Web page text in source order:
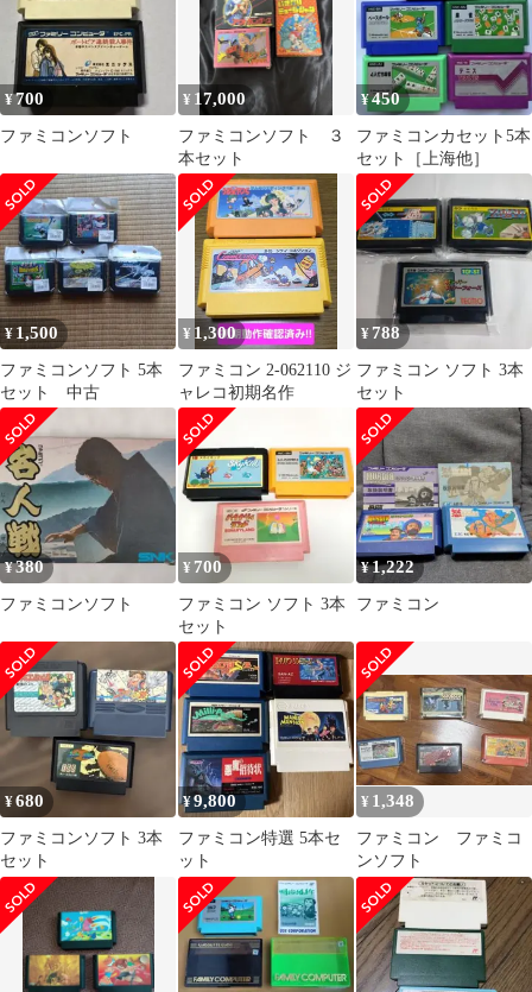
¥700
ファミコンソフト
¥ 17,000
ファミコンソフト ３
本セット
¥450
ファミコンカセット5本
セット［上海他］
¥ 1,500
ファミコンソフト 5本
セット 中古
¥ 1,300
ファミコン 2-062110 ジ
ャレコ初期名作
¥ 788
ファミコン ソフト 3本
セット
¥380
ファミコンソフト
¥ 700
ファミコン ソフト 3本
セット
¥1,222
ファミコン
¥680
ファミコンソフト 3本
セット
¥9,800
ファミコン特選 5本セ
ット
¥ 1,348
ファミコン ファミコ
ンソフト